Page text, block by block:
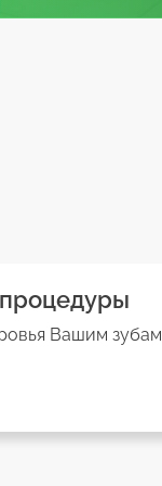
Вашим зубам